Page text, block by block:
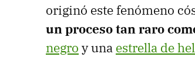
originó este fenómeno
un proceso tan raro
negro y una estrella de